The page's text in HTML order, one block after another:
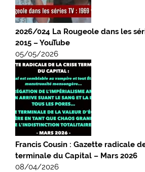
2026/024 La Rougeole dans les
2015 – YouTube
05/05/2026
Francis Cousin : Gazette radicale
terminale du Capital – Mars 2026
08/04/2026